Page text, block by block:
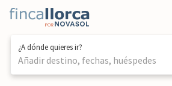
¿A dónde quieres ir?
Añadir destino, fechas, huéspedes
1 / 29